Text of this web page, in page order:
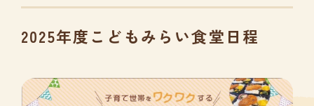
2025年度こどもみらい食堂日程